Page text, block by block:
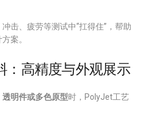
击、疲劳等测试中“扛得住”，帮助
案。
：高精度与外观展示
明件或多色原型时，PolyJet工艺